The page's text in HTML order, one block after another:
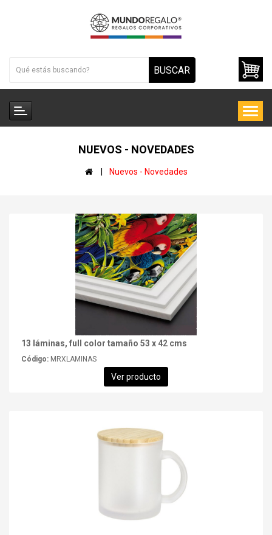
BUSCAR
NUEVOS - NOVEDADES
Nuevos - Novedades
13 láminas, full color tamaño 53 x 42 cms
Código: MRXLAMINAS
Ver producto